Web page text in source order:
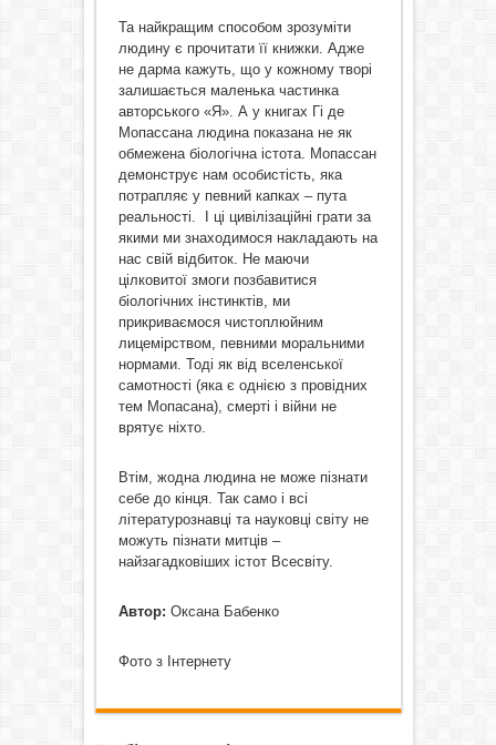
Та найкращим способом зрозуміти
людину є прочитати її книжки. Адже
не дарма кажуть, що у кожному творі
залишається маленька частинка
авторського «Я». А у книгах Гі де
Мопассана людина показана не як
обмежена біологічна істота. Мопассан
демонструє нам особистість, яка
потрапляє у певний капках – пута
реальності. І ці цивілізаційні грати за
якими ми знаходимося накладають на
нас свій відбиток. Не маючи
цілковитої змоги позбавитися
біологічних інстинктів, ми
прикриваємося чистоплюйним
лицемірством, певними моральними
нормами. Тоді як від вселенської
самотності (яка є однією з провідних
тем Мопасана), смерті і війни не
врятує ніхто.
Втім, жодна людина не може пізнати
себе до кінця. Так само і всі
літературознавці та науковці світу не
можуть пізнати митців –
найзагадковіших істот Всесвіту.
Автор: Оксана Бабенко
Фото з Інтернету